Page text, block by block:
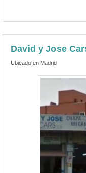
David y Jose
Ubicado en Madrid